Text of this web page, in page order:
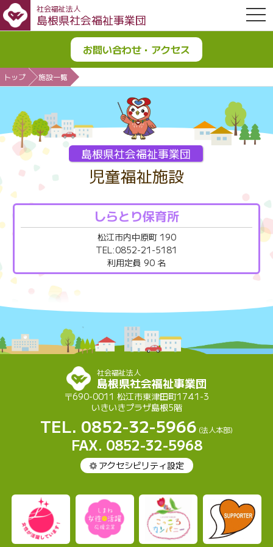
社会福祉法人
島根県社会福祉事業団
お問い合わせ・アクセス
トップ 施設一覧
島根県社会福祉事業団
児童福祉施設
しらとり保育所
松江市内中原町 190
TEL:0852-21-5181
利用定員 90 名
社会福祉法人
島根県社会福祉事業団
〒690-0011 松江市東津田町1741-3
いきいきプラザ島根5階
TEL. 0852-32-5966 (法人本部)
FAX. 0852-32-5968
アクセシビリティ設定